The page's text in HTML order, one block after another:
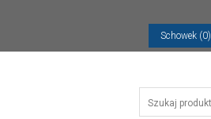
Schowek (0)